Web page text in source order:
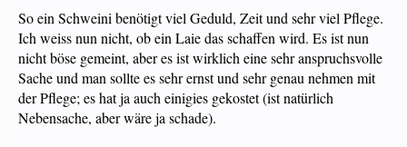
So ein Schweini benötigt viel Geduld, Zeit und sehr viel Pflege.
Ich weiss nun nicht, ob ein Laie das schaffen wird. Es ist nun
nicht böse gemeint, aber es ist wirklich eine sehr anspruchsvolle
Sache und man sollte es sehr ernst und sehr genau nehmen mit
der Pflege; es hat ja auch einigies gekostet (ist natürlich
Nebensache, aber wäre ja schade).